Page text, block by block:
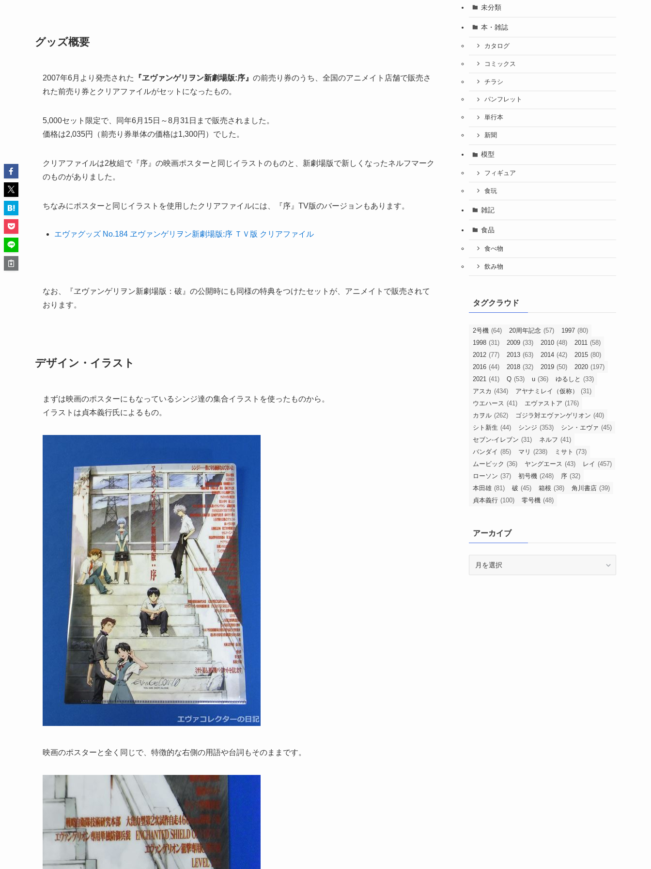
グッズ概要
2007年6月より発売された 『ヱヴァンゲリヲン新劇場版:序』 の前売り券のうち、全国のアニメイト店舗で販売さ
れた前売り券とクリアファイルがセットになったもの。
5,000セット限定で、同年6月15日～8月31日まで販売されました。
価格は2,035円（前売り券単体の価格は1,300円）でした。
クリアファイルは2枚組で『序』の映画ポスターと同じイラストのものと、新劇場版で新しくなったネルフマーク
のものがありました。
ちなみにポスターと同じイラストを使用したクリアファイルには、『序』TV版のバージョンもあります。
エヴァグッズ No.184 ヱヴァンゲリヲン新劇場版:序 ＴＶ版 クリアファイル
なお、『ヱヴァンゲリヲン新劇場版：破』の公開時にも同様の特典をつけたセットが、アニメイトで販売されて
おります。
デザイン・イラスト
まずは映画のポスターにもなっているシンジ達の集合イラストを使ったものから。
イラストは貞本義行氏によるもの。
映画のポスターと全く同じで、特徴的な右側の用語や台詞もそのままです。
未分類
本・雑誌
カタログ
コミックス
チラシ
パンフレット
単行本
新聞
模型
フィギュア
食玩
雑記
食品
食べ物
飲み物
タグクラウド
2号機 (64) 20周年記念 (57) 1997 (80)
1998 (31) 2009 (33) 2010 (48) 2011 (58)
2012 (77) 2013 (63) 2014 (42) 2015 (80)
2016 (44) 2018 (32) 2019 (50) 2020 (197)
2021 (41) Q (53) u (36) ゆるしと (33)
アスカ (434) アヤナミレイ（仮称）
(31)
ウエハース (41) エヴァストア (176)
カヲル (262) ゴジラ対エヴァンゲリオン (40)
シト新生 (44) シンジ (353) シン・エヴァ (45)
セブン-イレブン (31) ネルフ (41)
バンダイ (85) マリ (238) ミサト (73)
ムービック (36) ヤングエース (43) レイ (457)
ローソン (37) 初号機 (248) 序 (32)
本田雄 (81) 破 (45) 箱根 (38) 角川書店 (39)
貞本義行 (100) 零号機 (48)
アーカイブ